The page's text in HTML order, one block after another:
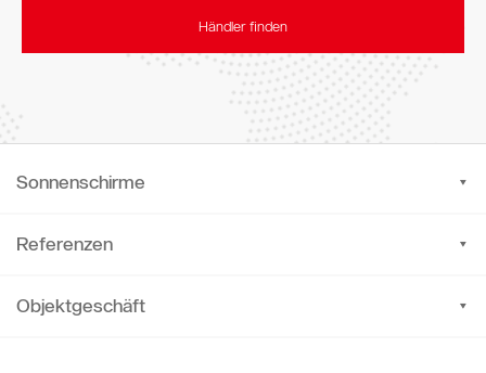
Händler finden
Sonnenschirme
Referenzen
Objektgeschäft